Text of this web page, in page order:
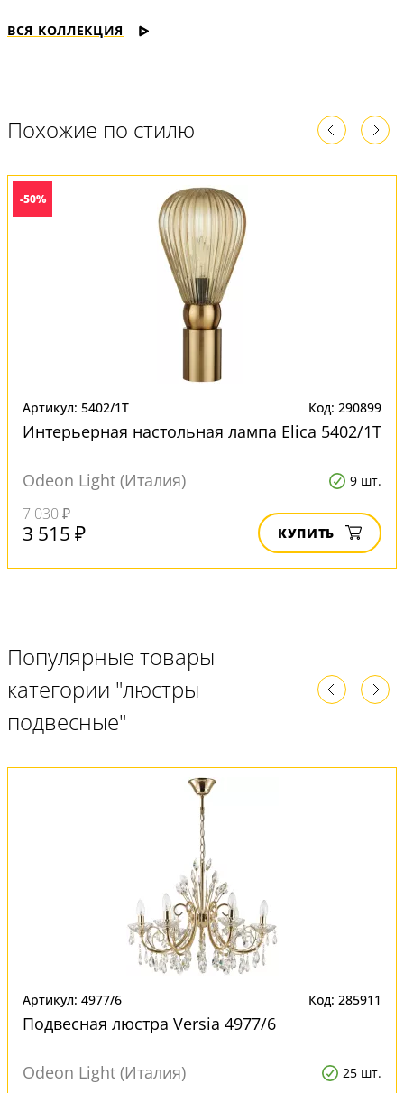
ВСЯ КОЛЛЕКЦИЯ
Похожие по стилю
-50%
Артикул: 5402/1T Код: 290899
Интерьерная настольная лампа Elica 5402/1T
Odeon Light (Италия) 9 шт.
7 030 ₽
3 515 ₽ КУПИТЬ
Популярные товары
категории "люстры
подвесные"
Артикул: 4977/6 Код: 285911
Подвесная люстра Versia 4977/6
Odeon Light (Италия) 25 шт.